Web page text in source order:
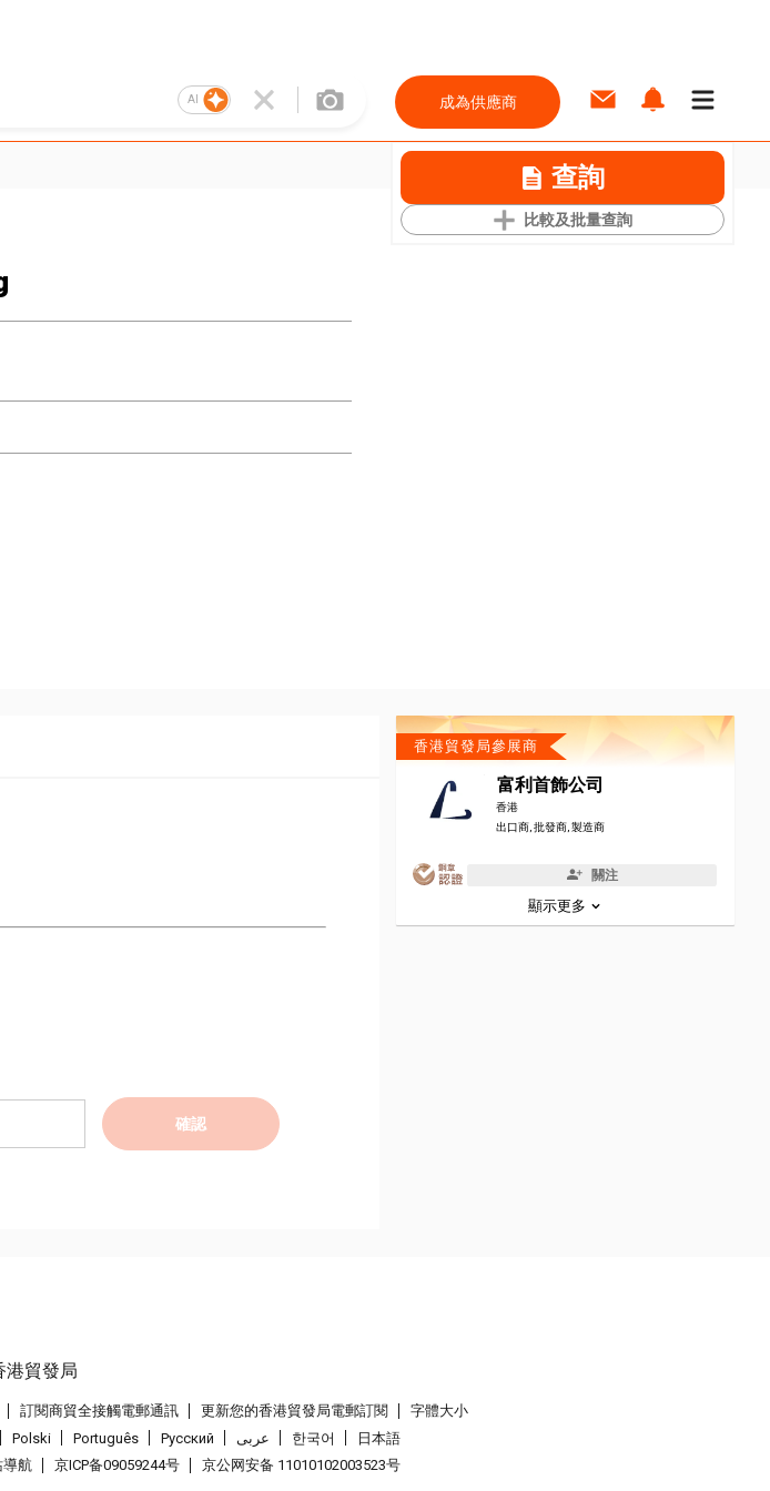
AI 成為供應商
查詢
比較及批量查詢
確認
香港貿發局參展商
富利首飾公司
香港
出口商, 批發商, 製造商
關注
顯示更多
訂閱商貿全接觸電郵通訊 更新您的香港貿發局電郵訂閱
字體大小
Polski Português Pусский عربى 한국어
日本語
航 京ICP备09059244号 京公网安备 11010102003523号